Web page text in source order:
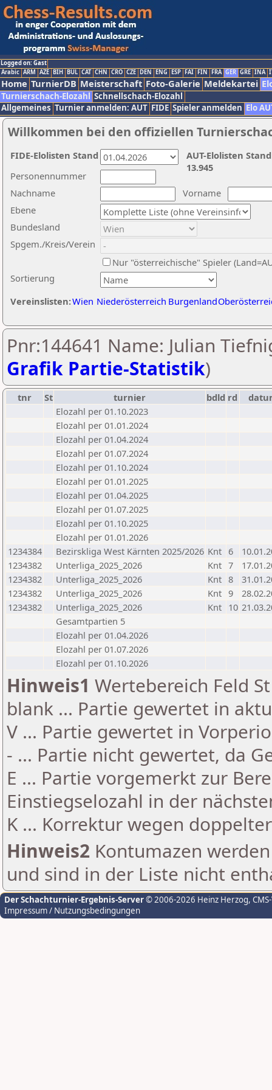
Logged on: Gast
Arabic ARM AZE BIH BUL CAT CHN CRO CZE DEN ENG ESP FAI FIN FRA GER GRE INA
Home TurnierDB Meisterschaft Foto-Galerie Meldekartei
Turnierschach-Elozahl Schnellschach-Elozahl
Allgemeines Turnier anmelden: AUT FIDE Spieler anmelden Elo
Willkommen bei den offiziellen
Nachname
Vorname
Ebene
Sortierung
Personennummer
Bundesland
Spgem./Kreis/Verein
Nur "österreichische" Spieler
Vereinslisten:Wien Niederösterreich Burgenland
AUT-Elolisten
13.945
FIDE-Elolisten Stand
Pnr:144641 Name: Julian
Grafik Partie-Statistik)
tnr St turnier bdld rd
Elozahl per 01.10.2023
Elozahl per 01.01.2024
Elozahl per 01.04.2024
Elozahl per 01.07.2024
Elozahl per 01.10.2024
Elozahl per 01.01.2025
Elozahl per 01.04.2025
Elozahl per 01.07.2025
Elozahl per 01.10.2025
Elozahl per 01.01.2026
1234384
Bezirskliga West Kärnten 2025/2026 Knt 6
1234382
Unterliga_2025_2026 Knt 7
1234382
Unterliga_2025_2026 Knt 8
1234382
Unterliga_2025_2026 Knt 9
1234382
Unterliga_2025_2026 Knt 10
Gesamtpartien 5
Elozahl per 01.04.2026
Elozahl per 01.07.2026
Elozahl per 01.10.2026
Hinweis1 Wertebereich Feld
blank ... Partie gewertet in
V ... Partie gewertet in
- ... Partie nicht gewertet, da
E ... Partie vorgemerkt zur
Einstiegselozahl in der
K ... Korrektur wegen
Hinweis2 Kontumazen
und sind in der Liste nicht
Der Schachturnier-Ergebnis-Server© 2006-2026 Heinz Herzog,
Impressum / Nutzungsbedingungen